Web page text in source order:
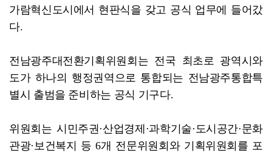
가람혁신도시에서 현판식을 갖고 공식 업무에 들어갔
다.
전남광주대전환기획위원회는 전국 최초로 광역시와
도가 하나의 행정권역으로 통합되는 전남광주통합특
별시 출범을 준비하는 공식 기구다.
위원회는 시민주권·산업경제·과학기술·도시공간·문화
관광·보건복지 등 6개 전문위원회와 기획위원회를 포